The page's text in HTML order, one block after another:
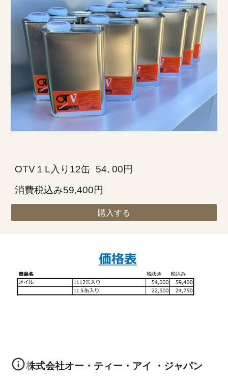
OTV１L入り12缶 54, 00円
消費税込み59,400円
購入する
株式会社オー・ティー・アイ ・ジャパン